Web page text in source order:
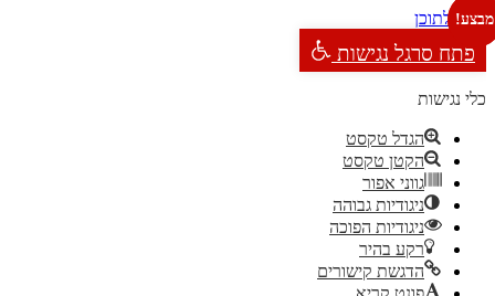
דילוג לתוכן
פתח סרגל נגישות
כלי נגישות
הגדל טקסט
הקטן טקסט
גווני אפור
ניגודיות גבוהה
ניגודיות הפוכה
רקע בהיר
הדגשת קישורים
מבצע!
מבצע!